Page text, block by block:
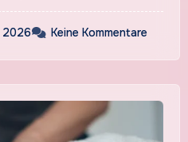
2026 Keine Kommentare